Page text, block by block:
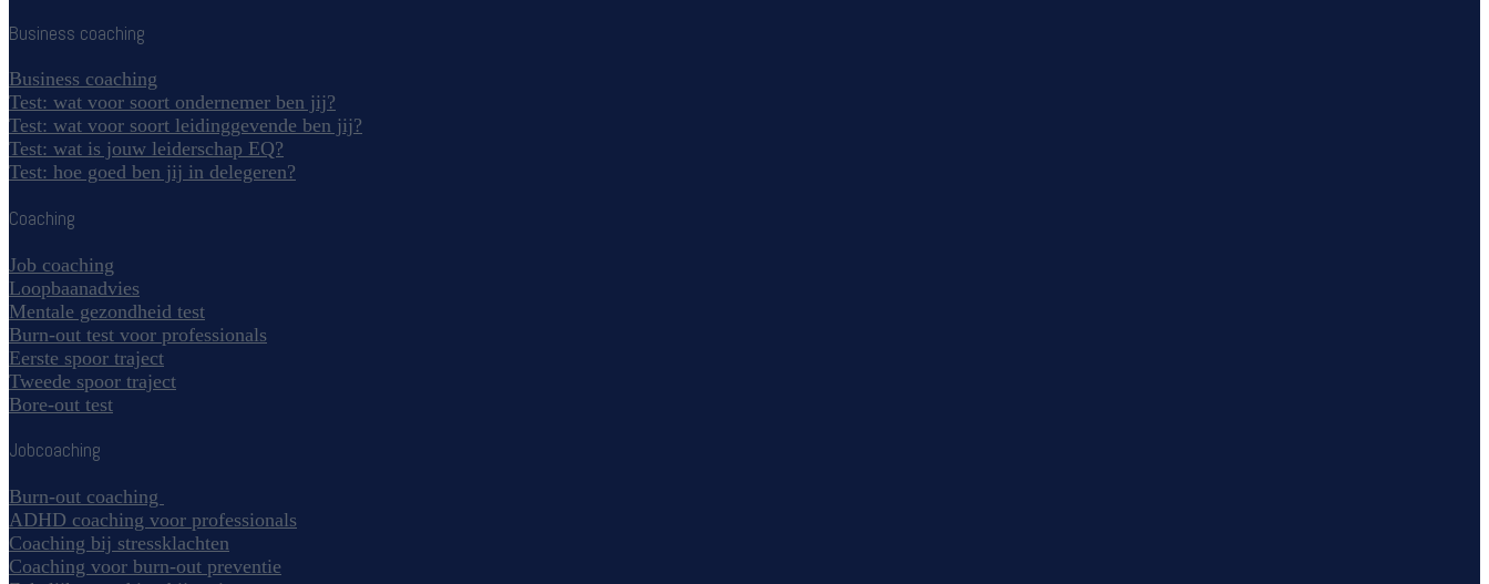
Business coaching
Business coaching
Test: wat voor soort ondernemer ben jij?
Test: wat voor soort leidinggevende ben jij?
Test: wat is jouw leiderschap EQ?
Test: hoe goed ben jij in delegeren?
Coaching
Job coaching
Loopbaanadvies
Mentale gezondheid test
Burn-out test voor professionals
Eerste spoor traject
Tweede spoor traject
Bore-out test
Jobcoaching
Burn-out coaching
ADHD coaching voor professionals
Coaching bij stressklachten
Coaching voor burn-out preventie